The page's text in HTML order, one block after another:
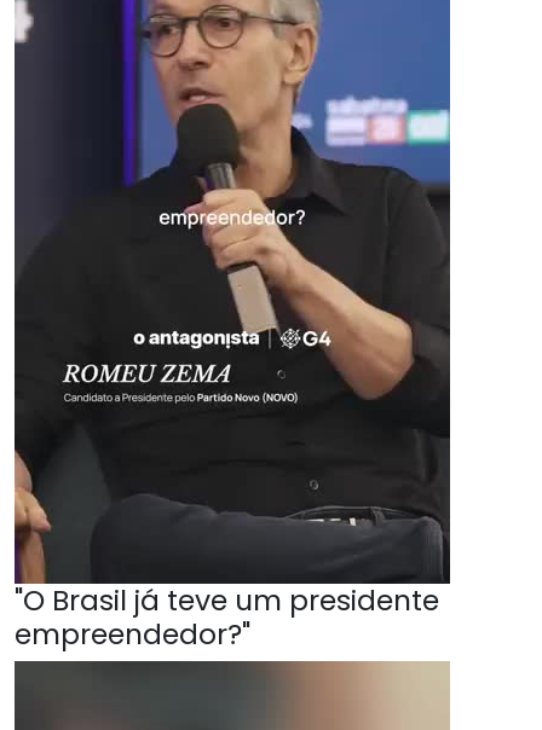
"O Brasil já teve um presidente
empreendedor?"